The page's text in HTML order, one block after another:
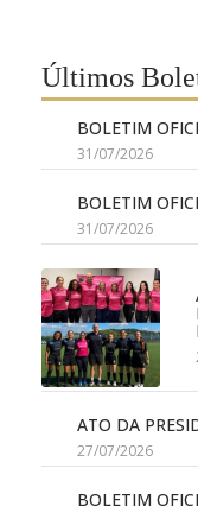
Últimos
BOLETIM
31/07/2026
BOLETIM
31/07/2026
ATO DA
27/07/2026
BOLETIM